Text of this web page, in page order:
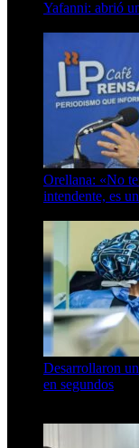
Yafanni: abrió
Orellana: «No
intendente, es
Desarrollaron
en segundos